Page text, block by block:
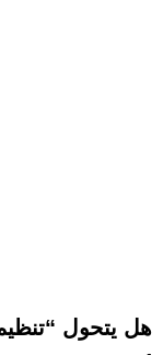
هل يتحول “تنظيم